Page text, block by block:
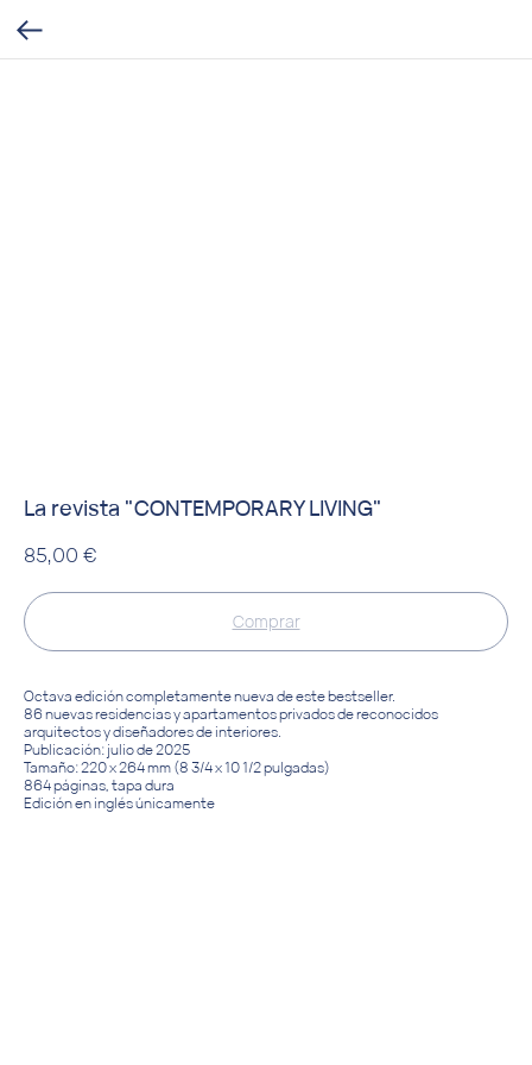
La revista "CONTEMPORARY LIVING"
85,00 €
Comprar
Octava edición completamente nueva de este bestseller.
86 nuevas residencias y apartamentos privados de reconocidos
arquitectos y diseñadores de interiores.
Publicación: julio de 2025
Tamaño: 220 x 264 mm (8 3/4 x 10 1/2 pulgadas)
864 páginas, tapa dura
Edición en inglés únicamente